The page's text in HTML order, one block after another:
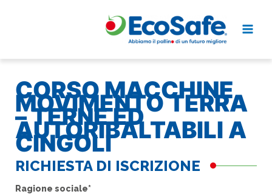
CORSO MACCHINE
MOVIMENTO TERRA
– TERNE ED
AUTORIBALTABILI A
CINGOLI
RICHIESTA DI ISCRIZIONE
Ragione sociale*